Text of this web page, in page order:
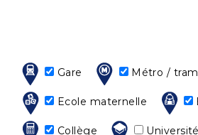
Gare Métro / tram
Ecole maternelle
Collège